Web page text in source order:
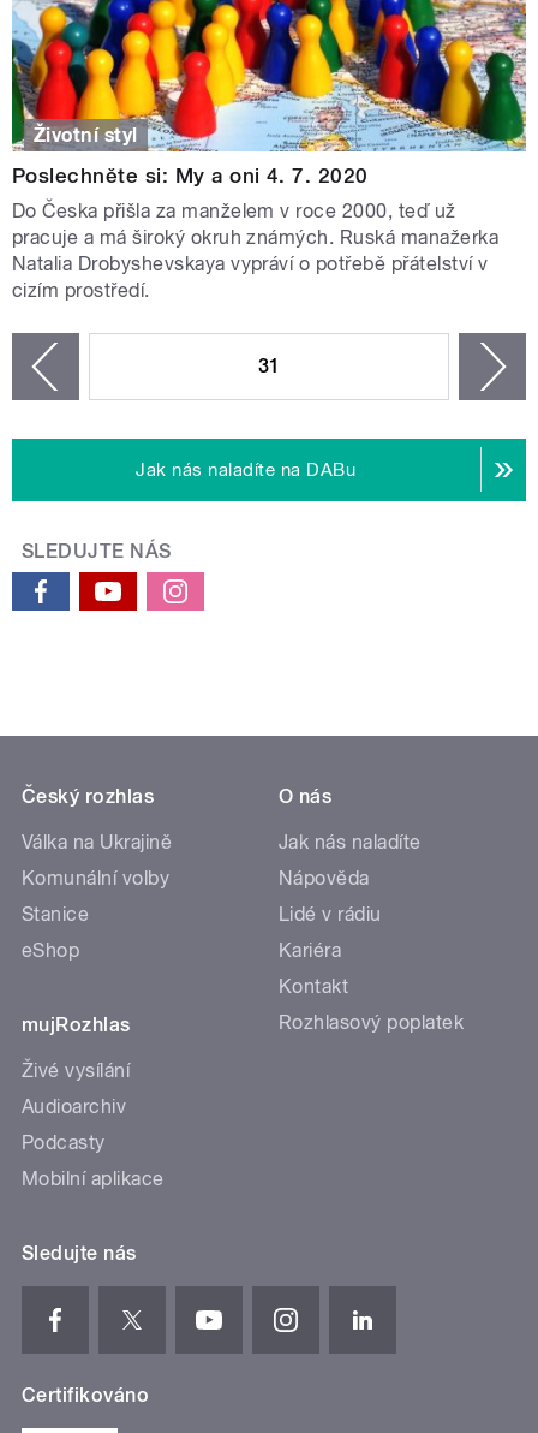
Životní styl
Poslechněte si: My a oni 4. 7. 2020
Do Česka přišla za manželem v roce 2000, teď už
pracuje a má široký okruh známých. Ruská manažerka
Natalia Drobyshevskaya vypráví o potřebě přátelství v
cizím prostředí.
31
Jak nás naladíte na DABu
SLEDUJTE NÁS
Český rozhlas
Válka na Ukrajině
Komunální volby
Stanice
eShop
mujRozhlas
Živé vysílání
Audioarchiv
Podcasty
Mobilní aplikace
O nás
Jak nás naladíte
Nápověda
Lidé v rádiu
Kariéra
Kontakt
Rozhlasový poplatek
Sledujte nás
Certifikováno